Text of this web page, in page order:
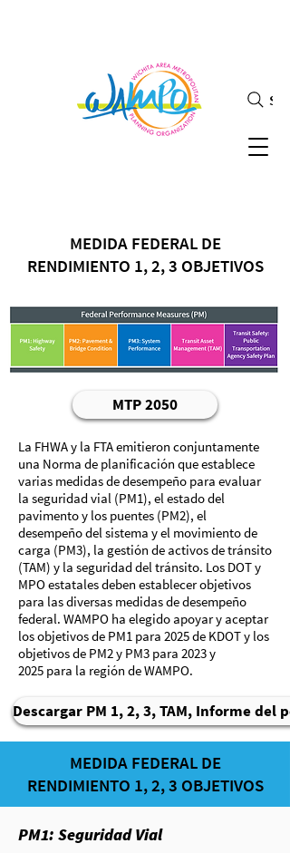
MEDIDA FEDERAL DE
RENDIMIENTO 1, 2, 3 OBJETIVOS
MTP 2050
La FHWA y la FTA emitieron conjuntamente
una Norma de planificación que establece
varias medidas de desempeño para evaluar
la seguridad vial (PM1), el estado del
pavimento y los puentes (PM2), el
desempeño del sistema y el movimiento de
carga (PM3), la gestión de activos de tránsito
(TAM) y la seguridad del tránsito. Los DOT y
MPO estatales deben establecer objetivos
para las diversas medidas de desempeño
federal. WAMPO ha elegido apoyar y aceptar
los objetivos de PM1 para 2025 de KDOT y los
objetivos de PM2 y PM3 para 2023 y
2025 para la región de WAMPO.
Descargar PM 1, 2, 3, TAM, Informe del
MEDIDA FEDERAL DE
RENDIMIENTO 1, 2, 3 OBJETIVOS
PM1: Seguridad Vial